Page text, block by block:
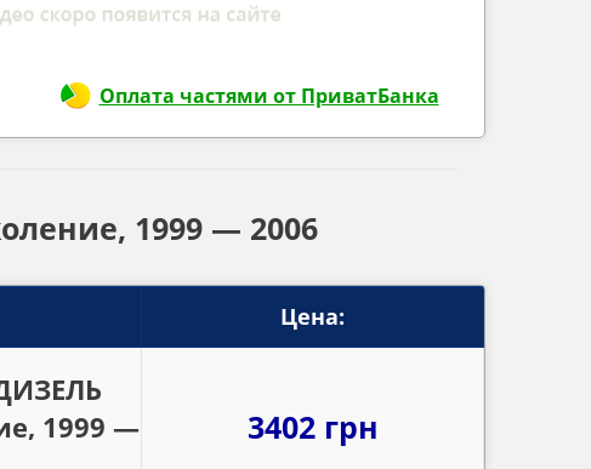
Оплата частями от ПриватБанка
1999 — 2006
Цена:
1999 —
3402 грн